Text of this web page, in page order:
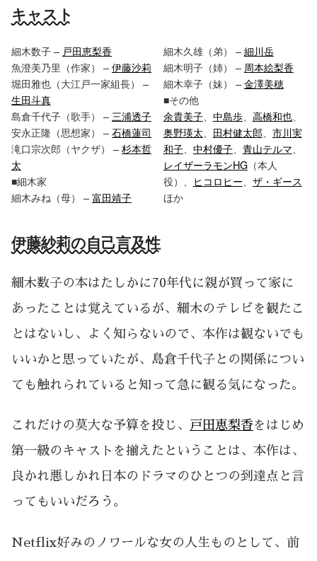
キャスト
細木数子 – 戸田恵梨香
魚澄美乃里（作家） –伊藤沙莉
堀田雅也（大江戸一家組長） –
生田斗真
島倉千代子（歌手） – 三浦透子
安永正隆（思想家） –石橋蓮司
滝口宗次郎（ヤクザ） –杉本哲
太
■細木家
細木みね（母） –富田靖子
細木久雄（弟） –細川岳
細木明子（姉） – 周本絵梨香
細木幸子（妹） –金澤美穂
■その他
余貴美子、 中島歩、 高橋和也、
奥野瑛太
田村健太郎
市川実
和子、 中村優子、 青山テルマ
レイザーラモンHG（本人
役）、
ヒコロヒー
ザ・ギース
ほか
伊藤紗莉の自己言及性
細木数子の本はたしかに70年代に親が買って家に
あったことは覚えているが、細木のテレビを観たこ
とはないし、よく知らないので、本作は観ないでも
いいかと思っていたが、島倉千代子との関係につい
ても触れられていると知って急に観る気になった。
これだけの莫大な予算を投じ、 戸田恵梨香をはじめ
第一級のキャストを揃えたということは、本作は、
良かれ悪しかれ日本のドラマのひとつの到達点と言
ってもいいだろう。
Netflix好みのノワールな女の人生ものとして、前